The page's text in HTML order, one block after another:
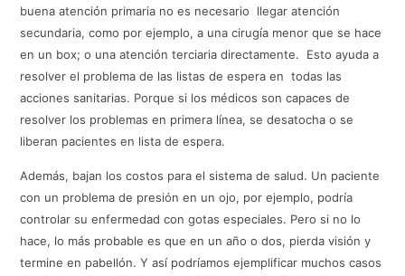
buena atención primaria no es necesario llegar atención
secundaria, como por ejemplo, a una cirugía menor que se hace
en un box; o una atención terciaria directamente. Esto ayuda a
resolver el problema de las listas de espera en todas las
acciones sanitarias. Porque si los médicos son capaces de
resolver los problemas en primera línea, se desatocha o se
liberan pacientes en lista de espera.
Además, bajan los costos para el sistema de salud. Un paciente
con un problema de presión en un ojo, por ejemplo, podría
controlar su enfermedad con gotas especiales. Pero si no lo
hace, lo más probable es que en un año o dos, pierda visión y
termine en pabellón. Y así podríamos ejemplificar muchos casos